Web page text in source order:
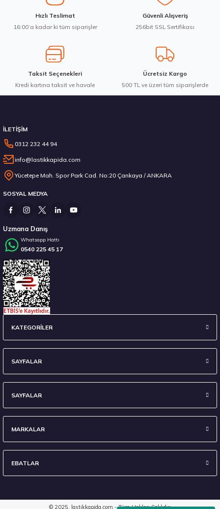
Ürün fiyatı diğer sitelerden daha pahalı.
Bu ürüne benzer farklı alternatifler olmalı.
Waterfall 215/50R17 95W XL Unique UHP Yaz 2026
14.267,00 ₺
Stokta 12 Adet
295/35 R21 107Y XL Eagle F1 Asymmetric 6 FP 2024
Hızlı Teslimat
16:00’a kadar ki tüm siparişler
Güvenli Alışveriş
256bit SSL Sertifikası
Taksit Seçenekleri
Kredi kartına taksit ve havale
Ücretsiz Kargo
500 TL ve üzeri tüm siparişlerde
İLETİŞİM
0312 232 44 94
info@lastikkapida.com
Yücetepe Mah. Spor Park Cad. No:20 Çankaya / ANKARA
SOSYAL MEDYA
Uzmana Danış
Whatsapp Hattı
0540 225 45 17
KATEGORİLER
SAYFALAR
SAYFALAR
MARKALAR
EBATLAR
© 2025, lastikkapida.com - Tüm Hakları Saklıdır.